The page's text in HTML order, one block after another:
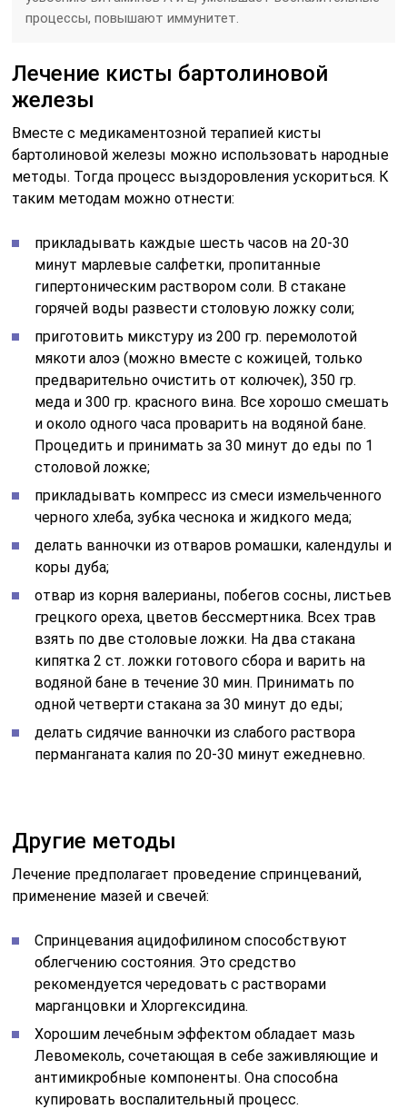
процессы, повышают иммунитет.
Лечение кисты бартолиновой
железы
Вместе с медикаментозной терапией кисты
бартолиновой железы можно использовать народные
методы. Тогда процесс выздоровления ускориться. К
таким методам можно отнести:
прикладывать каждые шесть часов на 20-30
минут марлевые салфетки, пропитанные
гипертоническим раствором соли. В стакане
горячей воды развести столовую ложку соли;
приготовить микстуру из 200 гр. перемолотой
мякоти алоэ (можно вместе с кожицей, только
предварительно очистить от колючек), 350 гр.
меда и 300 гр. красного вина. Все хорошо смешать
и около одного часа проварить на водяной бане.
Процедить и принимать за 30 минут до еды по 1
столовой ложке;
прикладывать компресс из смеси измельченного
черного хлеба, зубка чеснока и жидкого меда;
делать ванночки из отваров ромашки, календулы и
коры дуба;
отвар из корня валерианы, побегов сосны, листьев
грецкого ореха, цветов бессмертника. Всех трав
взять по две столовые ложки. На два стакана
кипятка 2 ст. ложки готового сбора и варить на
водяной бане в течение 30 мин. Принимать по
одной четверти стакана за 30 минут до еды;
делать сидячие ванночки из слабого раствора
перманганата калия по 20-30 минут ежедневно.
Другие методы
Лечение предполагает проведение спринцеваний,
применение мазей и свечей:
Спринцевания ацидофилином способствуют
облегчению состояния. Это средство
рекомендуется чередовать с растворами
марганцовки и Хлоргексидина.
Хорошим лечебным эффектом обладает мазь
Левомеколь, сочетающая в себе заживляющие и
антимикробные компоненты. Она способна
купировать воспалительный процесс.